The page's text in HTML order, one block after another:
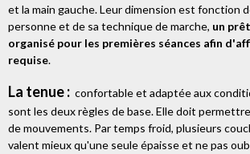
et la main gauche. Leur dimension est fonction
personne et de sa technique de marche, un
organisé pour les premières séances afin
requise.
La tenue : confortable et adaptée aux
sont les deux règles de base. Elle doit
de mouvements. Par temps froid, plusieurs
valent mieux qu'une seule épaisse et ne pas